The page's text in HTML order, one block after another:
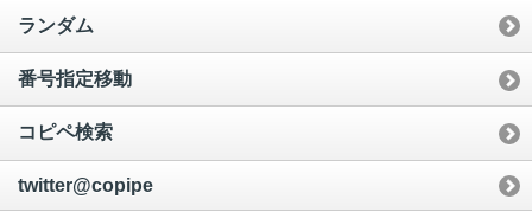
ランダム
番号指定移動
コピペ検索
twitter@copipe